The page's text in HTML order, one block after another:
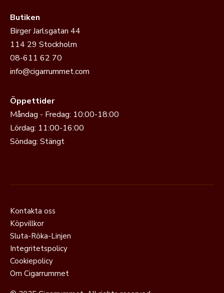
Butiken
Birger Jarlsgatan 44
114 29 Stockholm
08-611 62 70
info@cigarrummet.com
Öppettider
Måndag - Fredag: 10:00-18:00
Lördag: 11:00-16:00
Söndag: Stängt
Kontakta oss
Köpvillkor
Sluta-Röka-Linjen
Integritetspolicy
Cookiepolicy
Om Cigarrummet